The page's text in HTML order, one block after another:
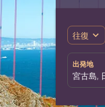
往復 expand_more
出発地